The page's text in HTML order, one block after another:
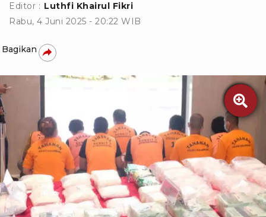
Editor : Luthfi Khairul Fikri
Rabu, 4 Juni 2025 - 20:22 WIB
Bagikan

ANTARA/Firman